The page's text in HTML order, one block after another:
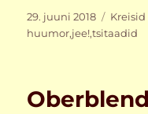
Postitatud
29. juuni 2018
huumor,jee!,tsitaadid